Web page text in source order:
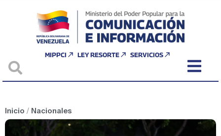
MIPPCI LEY RESORTE SERVICIOS
Inicio / Nacionales